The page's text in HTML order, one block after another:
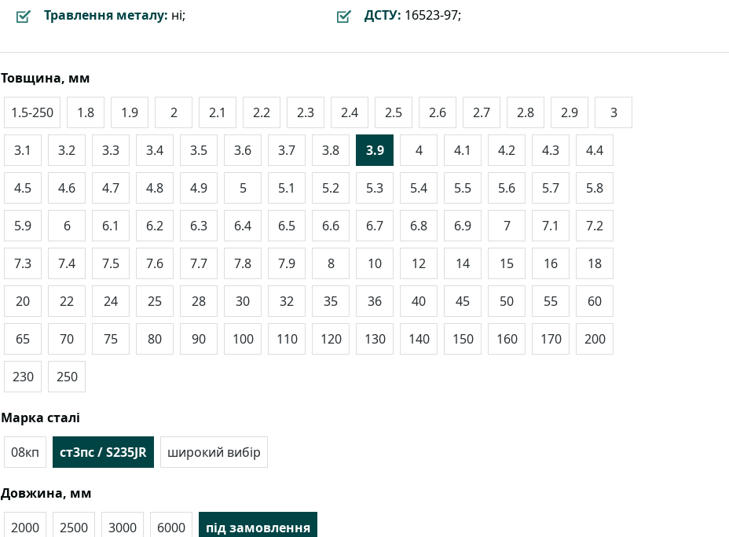
Травлення металу: ні; ДСТУ: 16523-97;
Товщина, мм
1.5-250
1.8 1.9 2 2.1 2.2 2.3 2.4 2.5 2.6 2.7 2.8 2.9 3
3.1 3.2 3.3 3.4 3.5 3.6 3.7 3.8 3.9 4 4.1 4.2 4.3 4.4
4.5 4.6 4.7 4.8 4.9 5 5.1 5.2 5.3 5.4 5.5 5.6 5.7 5.8
5.9 6 6.1 6.2 6.3 6.4 6.5 6.6 6.7 6.8 6.9 7 7.1 7.2
7.3 7.4 7.5 7.6 7.7 7.8 7.9 8 10 12 14 15 16 18
20 22 24 25 28 30 32 35 36 40 45 50 55 60
65 70 75 80 90 100 110 120 130 140 150 160 170 200
230 250
Марка сталі
08кп
ст3пс / S235JR широкий вибір
Довжина, мм
2000
2500 3000 6000 під замовлення